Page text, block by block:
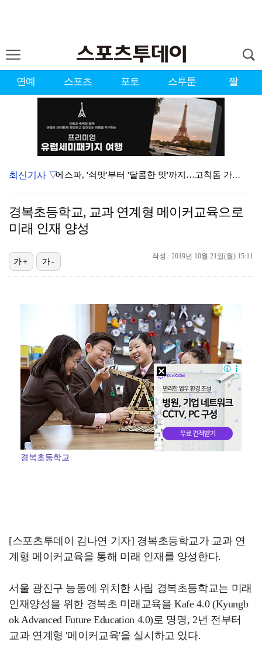
연예 스포츠 포토 스투툰 짤
에스파, '쇠맛'부터 '달콤한 맛'까지…고척돔 가득 채…
에스파, 고척돔 입성…공연 시작 40분 만에 첫 인사 …
에스파 고척돔 공연에 반가운 얼굴…아이들 미연·트와이스…
한국 남자배구, 중국 3-0 완파하고 동아시아선수권 결…
'서명관·야고 연속골' 울산, 동해안 더비서 포항 제압…
최신기사 ▽
경복초등학교, 교과 연계형 메이커교육으로
미래 인재 양성
작성 : 2019년 10월 21일(월) 15:11
가+ 가-
경복초등학교
[스포츠투데이 김나연 기자] 경복초등학교가 교과 연
계형 메이커교육을 통해 미래 인재를 양성한다.
서울 광진구 능동에 위치한 사립 경복초등학교는 미래
인재양성을 위한 경복초 미래교육을 Kafe 4.0 (Kyungb
ok Advanced Future Education 4.0)로 명명, 2년 전부터
교과 연계형 '메이커교육'을 실시하고 있다.